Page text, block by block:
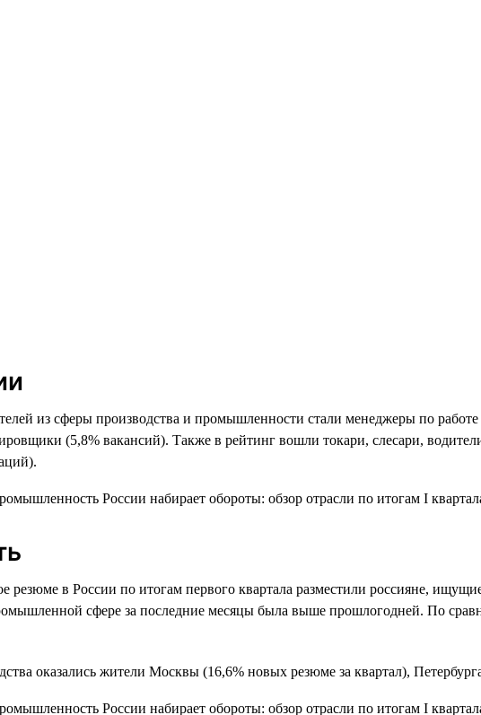
из сферы производства и промышленности стали менеджеры по работе
(5,8% вакансий). Также в рейтинг вошли токари, слесари,
резюме в России по итогам первого квартала разместили россияне,
сфере за последние месяцы была выше прошлогодней. По
оказались жители Москвы (16,6% новых резюме за квартал),